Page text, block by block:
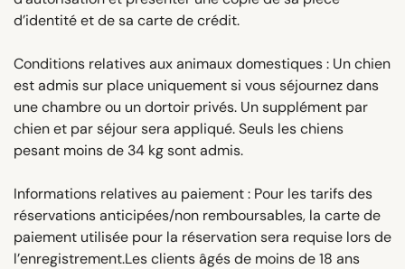
d’identité et de sa carte de crédit.
Conditions relatives aux animaux domestiques : Un chien
est admis sur place uniquement si vous séjournez dans
une chambre ou un dortoir privés. Un supplément par
chien et par séjour sera appliqué. Seuls les chiens
pesant moins de 34 kg sont admis.
Informations relatives au paiement : Pour les tarifs des
réservations anticipées/non remboursables, la carte de
paiement utilisée pour la réservation sera requise lors de
l’enregistrement.Les clients âgés de moins de 18 ans